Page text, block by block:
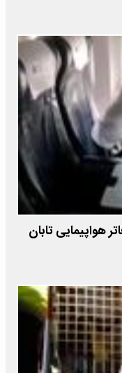
هواپیمایی تابان